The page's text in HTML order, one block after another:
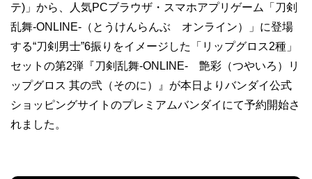
テ)」から、人気PCブラウザ・スマホアプリゲーム「刀剣
乱舞-ONLINE-（とうけんらんぶ オンライン）」に登場
する“刀剣男士”6振りをイメージした「リップグロス2種」
セットの第2弾『刀剣乱舞-ONLINE- 艶彩（つやいろ）リ
ップグロス 其の弐（そのに）』が本日よりバンダイ公式
ショッピングサイトのプレミアムバンダイにて予約開始さ
れました。